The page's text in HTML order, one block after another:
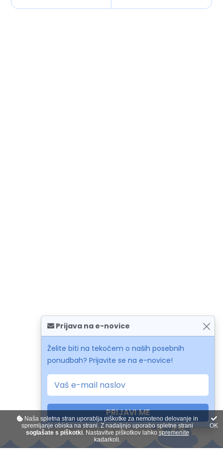
Prijava na e-novice
Želite biti na tekočem o naših posebnih
ponudbah? Prijavite se na e-novice!
PRIJAVI ME
Naša spletna stran uporablja piškotke za nemoteno delovanje in
spremljanje obiska na strani. Z nadaljnjo uporabo spletne strani
soglašate s piškotki. Nastavitve piškotkov lahko spremenite
kadarkoli.
OK